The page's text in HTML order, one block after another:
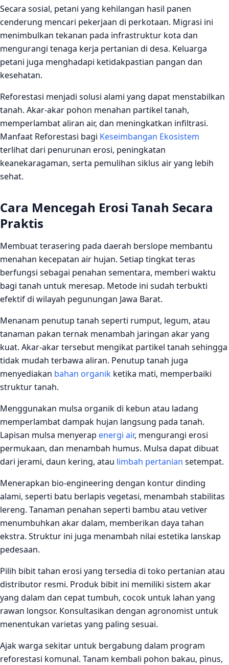
Secara sosial, petani yang kehilangan hasil panen
cenderung mencari pekerjaan di perkotaan. Migrasi ini
menimbulkan tekanan pada infrastruktur kota dan
mengurangi tenaga kerja pertanian di desa. Keluarga
petani juga menghadapi ketidakpastian pangan dan
kesehatan.
Reforestasi menjadi solusi alami yang dapat menstabilkan
tanah. Akar‑akar pohon menahan partikel tanah,
memperlambat aliran air, dan meningkatkan infiltrasi.
Manfaat Reforestasi bagi Keseimbangan Ekosistem
terlihat dari penurunan erosi, peningkatan
keanekaragaman, serta pemulihan siklus air yang lebih
sehat.
Cara Mencegah Erosi Tanah Secara
Praktis
Membuat terasering pada daerah berslope membantu
menahan kecepatan air hujan. Setiap tingkat teras
berfungsi sebagai penahan sementara, memberi waktu
bagi tanah untuk meresap. Metode ini sudah terbukti
efektif di wilayah pegunungan Jawa Barat.
Menanam penutup tanah seperti rumput, legum, atau
tanaman pakan ternak menambah jaringan akar yang
kuat. Akar‑akar tersebut mengikat partikel tanah sehingga
tidak mudah terbawa aliran. Penutup tanah juga
menyediakan bahan organik ketika mati, memperbaiki
struktur tanah.
Menggunakan mulsa organik di kebun atau ladang
memperlambat dampak hujan langsung pada tanah.
Lapisan mulsa menyerap energi air, mengurangi erosi
permukaan, dan menambah humus. Mulsa dapat dibuat
dari jerami, daun kering, atau limbah pertanian setempat.
Menerapkan bio‑engineering dengan kontur dinding
alami, seperti batu berlapis vegetasi, menambah stabilitas
lereng. Tanaman penahan seperti bambu atau vetiver
menumbuhkan akar dalam, memberikan daya tahan
ekstra. Struktur ini juga menambah nilai estetika lanskap
pedesaan.
Pilih bibit tahan erosi yang tersedia di toko pertanian atau
distributor resmi. Produk bibit ini memiliki sistem akar
yang dalam dan cepat tumbuh, cocok untuk lahan yang
rawan longsor. Konsultasikan dengan agronomist untuk
menentukan varietas yang paling sesuai.
Ajak warga sekitar untuk bergabung dalam program
reforestasi komunal. Tanam kembali pohon bakau, pinus,